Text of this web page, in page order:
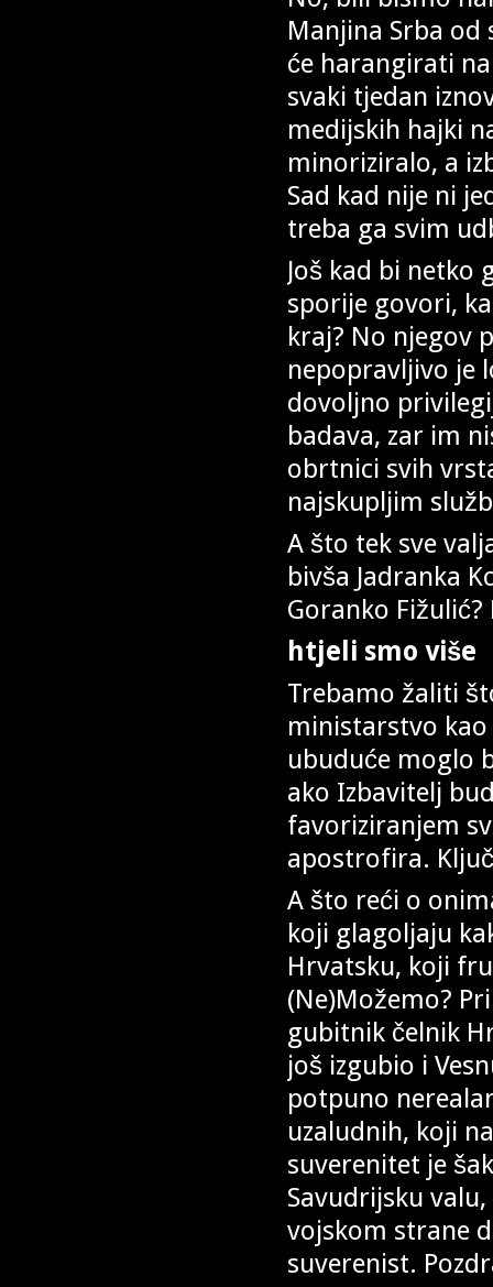
Manjina Srba od
će harangirati
svaki tjedan
medijskih hajki
minoriziralo, a
Sad kad nije ni
treba ga svim
Još kad bi netko
sporije govori,
kraj? No njegov
nepopravljivo je
dovoljno
badava, zar im
obrtnici svih
najskupljim
A što tek sve
bivša Jadranka
Goranko
htjeli smo više
Trebamo žaliti
ministarstvo
ubuduće moglo
ako Izbavitelj
favoriziranjem
apostrofira.
A što reći o
koji glagoljaju
Hrvatsku, koji
(Ne)Možemo?
gubitnik čelnik
još izgubio i
potpuno
uzaludnih, koji
suverenitet je
Savudrijsku
vojskom strane
suverenist.